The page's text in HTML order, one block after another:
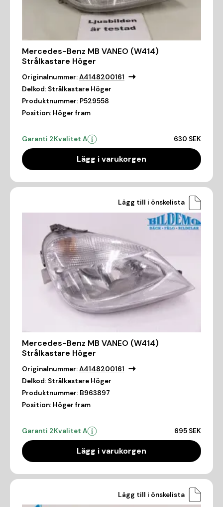
Mercedes-Benz MB VANEO (W414)
Strålkastare Höger
Originalnummer:A4148200161
Delkod: Strålkastare Höger
Produktnummer: P529558
Position: Höger fram
Garanti 2Kvalitet A 630 SEK
Lägg i varukorgen
Lägg till i önskelista
Mercedes-Benz MB VANEO (W414)
Strålkastare Höger
Originalnummer:A4148200161
Delkod: Strålkastare Höger
Produktnummer: B963897
Position: Höger fram
Garanti 2Kvalitet A 695 SEK
Lägg i varukorgen
Lägg till i önskelista